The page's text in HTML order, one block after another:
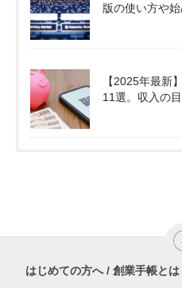
版の使い方や始
【2025年最新
11選。収入の
はじめての方へ / 創業手帳とは